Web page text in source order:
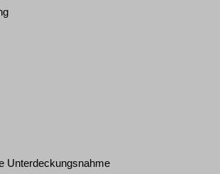
Unterdeckungsnahme